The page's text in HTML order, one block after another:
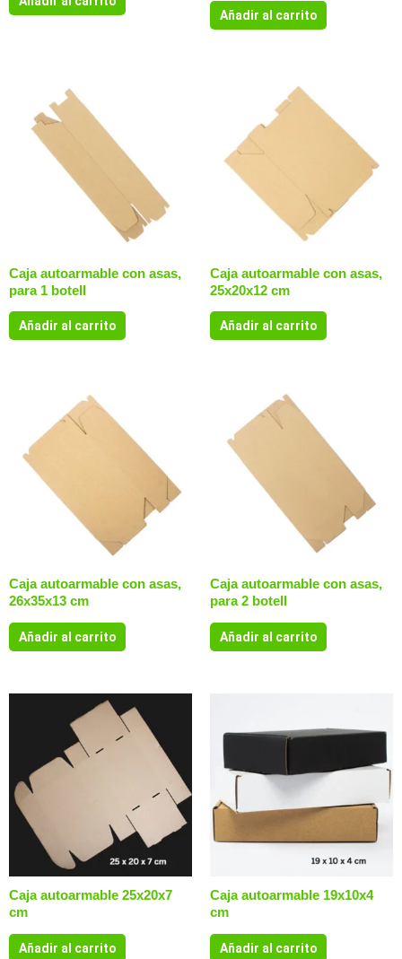
Añadir al carrito
Caja autoarmable con asas,
para 1 botell
Añadir al carrito
Caja autoarmable con asas,
25x20x12 cm
Añadir al carrito
Caja autoarmable con asas,
26x35x13 cm
Añadir al carrito
Caja autoarmable con asas,
para 2 botell
Añadir al carrito
Caja autoarmable 25x20x7
cm
Añadir al carrito
Caja autoarmable 19x10x4
cm
Añadir al carrito